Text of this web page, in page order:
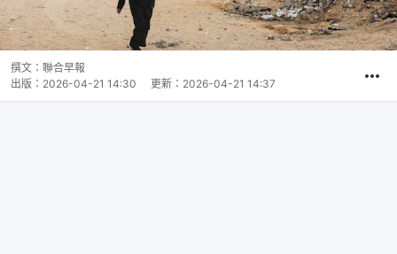
撰文： 聯合早報
出版： 2026-04-21 14:30 更新： 2026-04-21 14:37